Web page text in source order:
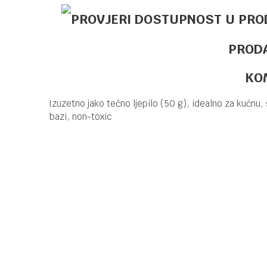
Izuzetno jako tečno ljepilo (50 g), idealno za
bazi, non-toxic